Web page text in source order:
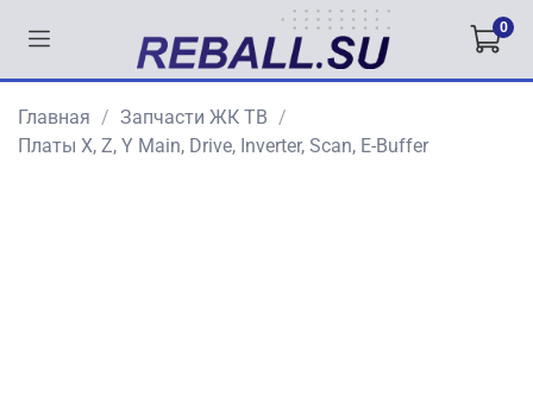
0
Главная
Запчасти ЖК ТВ
Платы X, Z, Y Main, Drive, Inverter, Scan, E-Buffer